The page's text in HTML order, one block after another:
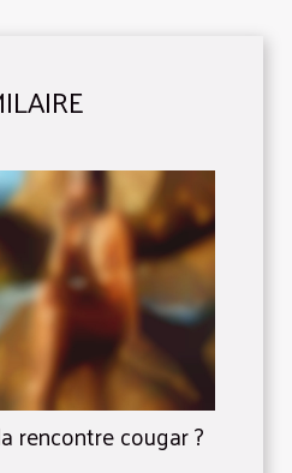
rencontre cougar ?